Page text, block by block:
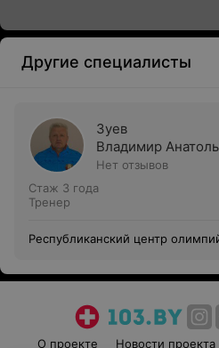
Другие специалисты
Зуев
Владимир
Нет отзывов
Стаж 3 года
Тренер
Республиканский центр
О проекте Новости проекта